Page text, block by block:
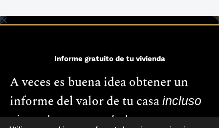
Informe gratuito de tu vivienda
A veces es buena idea obtener un
informe del valor de tu casa incluso
si no planeas venderla.